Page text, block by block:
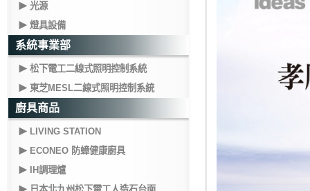
光源
燈具設備
系統事業部
松下電工二線式照明控制系統
東芝MESL二線式照明控制系統
廚具商品
LIVING STATION
ECONEO 防蟑健康廚具
IH調理爐